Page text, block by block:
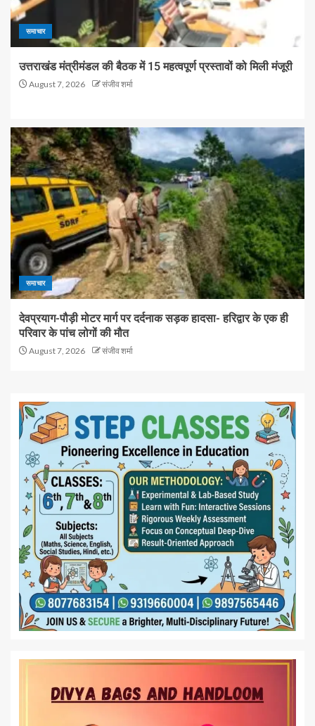
समाचार
उत्तराखंड मंत्रीमंडल की बैठक में 15 महत्वपूर्ण प्रस्तावों को मिली मंजूरी
August 7, 2026 संजीव शर्मा
समाचार
देवप्रयाग-पौड़ी मोटर मार्ग पर दर्दनाक सड़क हादसा- हरिद्वार के एक ही
परिवार के पांच लोगों की मौत
August 7, 2026 संजीव शर्मा